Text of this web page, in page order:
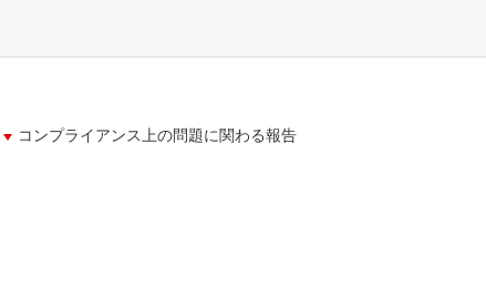
コンプライアンス上の問題に関わる報告